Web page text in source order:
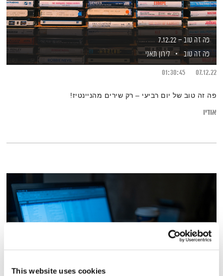
This website uses cookies
פה זה טוב – 7.12.22
פה זה טוב
לירון תאני
07.12.22
01:30:45
פה זה טוב של יום רביעי – רק שירים מהניינטיז!
אודיו